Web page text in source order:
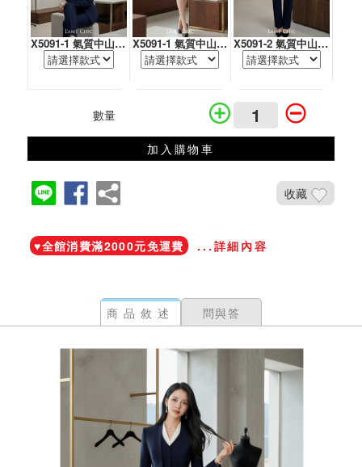
X5091-1 氣質中山領隱藏暗扣兩件套-西裝(灰色) X5091-1 氣質中山領隱藏暗扣兩件套-中裙 X5091-2 氣質中山領隱藏暗扣兩件套-煙管褲
數量
加入購物車
收藏
♥️全館消費滿2000元免運費 ...詳細內容
商品敘述 問與答